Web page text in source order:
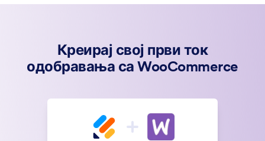
Креирај свој први ток
одобравања са WooCommerce